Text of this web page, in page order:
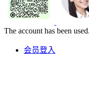
The account has been used.
会员登入